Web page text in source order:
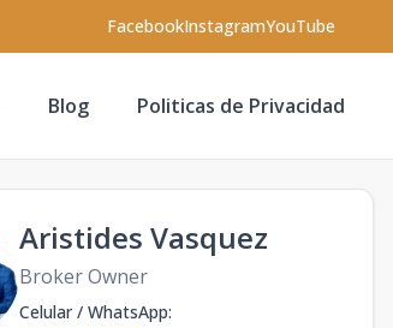
FacebookInstagramYouTube
Blog Politicas de Privacidad
Aristides Vasquez
Broker Owner
Celular / WhatsApp: